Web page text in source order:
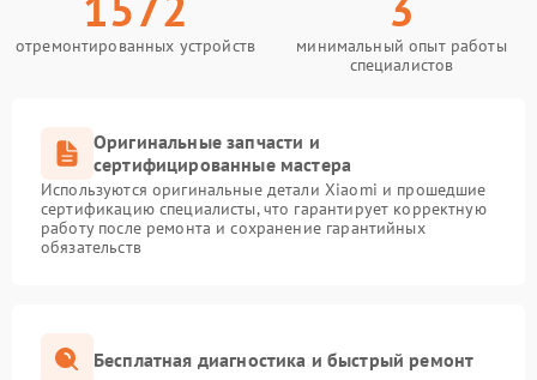
отремонтированных устройств
минимальный опыт работы
специалистов
Оригинальные запчасти и
сертифицированные мастера
Используются оригинальные детали Xiaomi и прошедшие
сертификацию специалисты, что гарантирует корректную
работу после ремонта и сохранение гарантийных
обязательств
Бесплатная диагностика и быстрый ремонт